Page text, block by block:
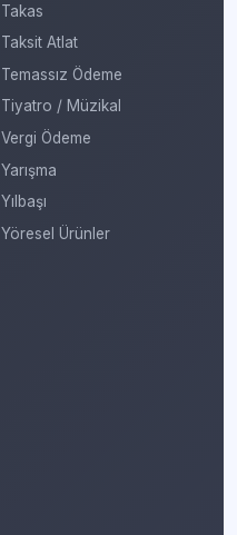
Takas
Taksit Atlat
Temassız Ödeme
Tiyatro / Müzikal
Vergi Ödeme
Yarışma
Yılbaşı
Yöresel Ürünler